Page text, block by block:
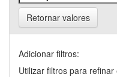
Retornar valores
Adicionar filtros:
Utilizar filtros para